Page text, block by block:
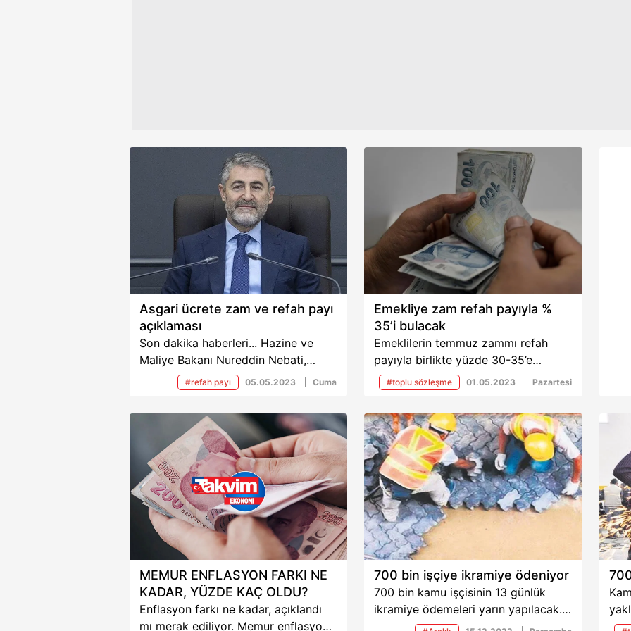
Asgari ücrete zam ve refah payı
açıklaması
Son dakika haberleri... Hazine ve
Maliye Bakanı Nureddin Nebati,
enflasyonda aralık ayından beri
hissedilir bir düşüş sürecinin
başladığını belirterek bu düşüşün
yazın gıdada yaşanacak bollukla
beraber daha da hızlanacağını ifade
etti. Nebati, asgari ücretten emekli
maaşına, Türkiye Ekonomi
Modeli'nden döviz kuruna kadar çok
sayıda başlıkta önemli mesajlar
verdi.
#refah payı 05.05.2023 Cuma
Emekliye zam refah payıyla %
35’i bulacak
Emeklilerin temmuz zammı refah
payıyla birlikte yüzde 30-35’e
çıkacak. Refah payı, 7.500-10.000 TL
arasındaki maaşlara daha yüksek
yansıtılacak. İşte habere ilişkin tüm
detaylar...
#toplu sözleşme 01.05.2023 Pazartesi
MEMUR ENFLASYON FARKI NE
KADAR, YÜZDE KAÇ OLDU?
Enflasyon farkı ne kadar, açıklandı
mı merak ediliyor. Memur enflasyon
700 bin işçiye ikramiye ödeniyor
700 bin kamu işçisinin 13 günlük
ikramiye ödemeleri yarın yapılacak.
Hesaplara en az 2 bin 4 lira